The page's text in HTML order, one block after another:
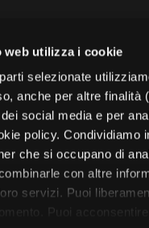
web utilizza i cookie
selezionate
anche per altre finalità
social media e per
policy. Condividiamo
che si occupano di
con altre
servizi. Puoi
Puoi
Facebook
Città di Torino